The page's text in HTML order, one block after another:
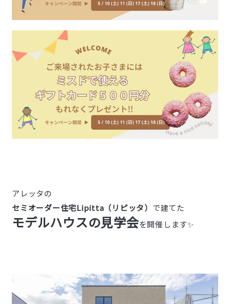
アレッタの
セミオーダー住宅Lipitta（リピッタ） で建てた
モデルハウスの見学会を開催します✨